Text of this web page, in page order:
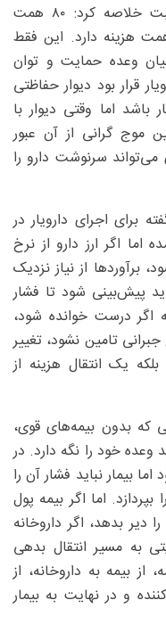
بحران دارویار را می‌توان در یک نسبت خلاصه کرد: ۸۰ همت
برای دردی که نزدیک به ۳۰۰ همت هزینه دارد. این فقط
وعده حمایت و توان
قرار بود دیوار حفاظتی
اما وقتی دیوار با
موج گرانی از آن عبور
می‌تواند سرنوشت دارو را
اجرای دارویار در
شده اما اگر ارز دارو از نرخ
برآوردها از نیاز نزدیک
پیش‌بینی شود تا فشار
اگر درست خوانده شود،
تامین نشود، تغییر
یک انتقال هزینه از
که بدون بیمه‌های قوی،
وعده خود را نگه دارد. در
بیمار نباید فشار آن را
اما اگر بیمه پول
دیر بدهد، اگر داروخانه
به مسیر انتقال بدهی
بیمه به داروخانه، از
و در نهایت به بیمار